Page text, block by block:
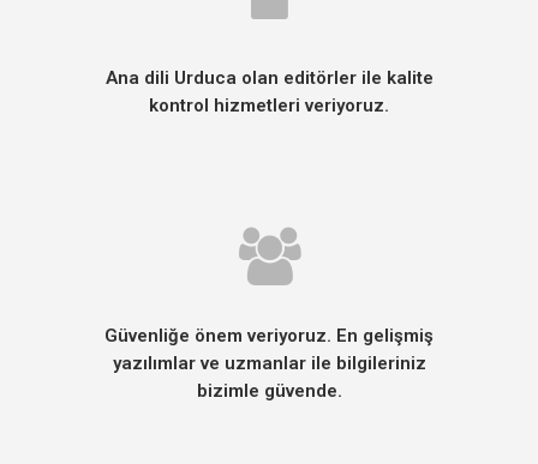
Ana dili Urduca olan editörler ile kalite
kontrol hizmetleri veriyoruz.
Güvenliğe önem veriyoruz. En gelişmiş
yazılımlar ve uzmanlar ile bilgileriniz
bizimle güvende.